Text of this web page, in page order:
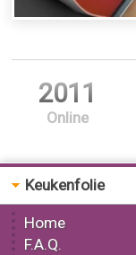
2011
Online
Keukenfolie
Home
F.A.Q.